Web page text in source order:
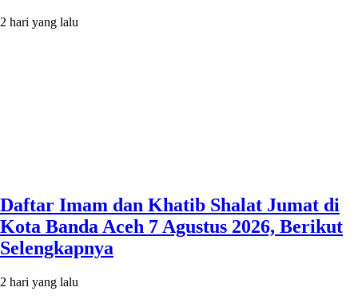
2 hari yang lalu
Daftar Imam dan Khatib Shalat Jumat di
Kota Banda Aceh 7 Agustus 2026, Berikut
Selengkapnya
2 hari yang lalu